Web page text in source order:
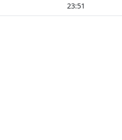
23:51